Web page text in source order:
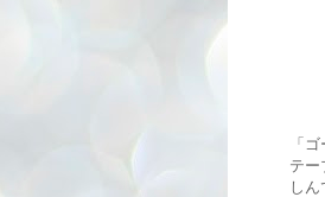
「
テー
し